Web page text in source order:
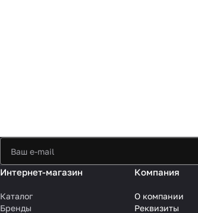
Интернет-магазин
Каталог
Бренды
Компания
О компании
Реквизиты